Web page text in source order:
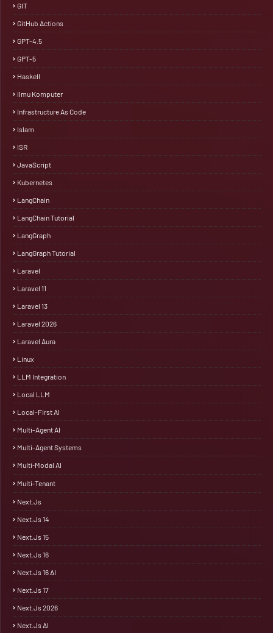
GIT
GitHub Actions
GPT-4.5
GPT-5
Haskell
Ilmu Komputer
Infrastructure As Code
Islam
ISR
JavaScript
Kubernetes
LangChain
LangChain Tutorial
LangGraph
LangGraph Tutorial
Laravel
Laravel 11
Laravel 13
Laravel 2026
Laravel Aura
Linux
LLM Integration
Local LLM
Local-First AI
Multi-Agent AI
Multi-Agent Systems
Multi‑Modal AI
Multi‑Tenant
Next.js
Next.js 14
Next.js 15
Next.js 16
Next.js 16 AI
Next.js 17
Next.js 2026
Next.js AI